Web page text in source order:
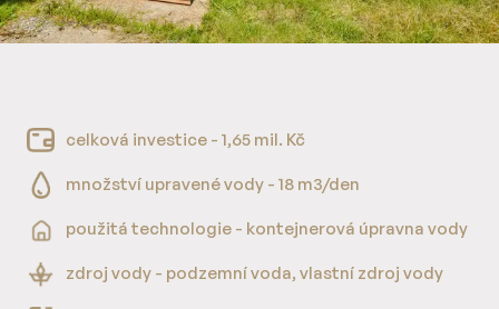
celková investice - 1,65 mil. Kč
množství upravené vody - 18 m3/den
použitá technologie - kontejnerová úpravna vody
zdroj vody - podzemní voda, vlastní zdroj vody